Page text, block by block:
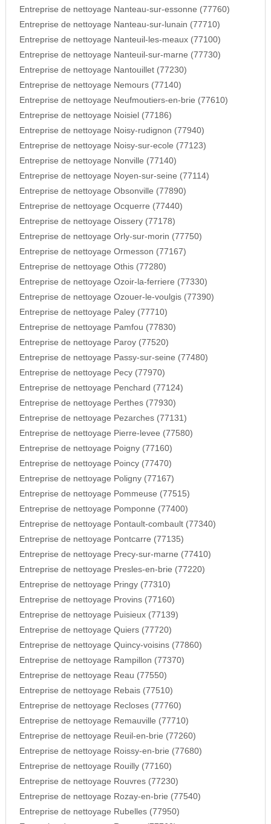
Entreprise de nettoyage Nanteau-sur-essonne (77760)
Entreprise de nettoyage Nanteau-sur-lunain (77710)
Entreprise de nettoyage Nanteuil-les-meaux (77100)
Entreprise de nettoyage Nanteuil-sur-marne (77730)
Entreprise de nettoyage Nantouillet (77230)
Entreprise de nettoyage Nemours (77140)
Entreprise de nettoyage Neufmoutiers-en-brie (77610)
Entreprise de nettoyage Noisiel (77186)
Entreprise de nettoyage Noisy-rudignon (77940)
Entreprise de nettoyage Noisy-sur-ecole (77123)
Entreprise de nettoyage Nonville (77140)
Entreprise de nettoyage Noyen-sur-seine (77114)
Entreprise de nettoyage Obsonville (77890)
Entreprise de nettoyage Ocquerre (77440)
Entreprise de nettoyage Oissery (77178)
Entreprise de nettoyage Orly-sur-morin (77750)
Entreprise de nettoyage Ormesson (77167)
Entreprise de nettoyage Othis (77280)
Entreprise de nettoyage Ozoir-la-ferriere (77330)
Entreprise de nettoyage Ozouer-le-voulgis (77390)
Entreprise de nettoyage Paley (77710)
Entreprise de nettoyage Pamfou (77830)
Entreprise de nettoyage Paroy (77520)
Entreprise de nettoyage Passy-sur-seine (77480)
Entreprise de nettoyage Pecy (77970)
Entreprise de nettoyage Penchard (77124)
Entreprise de nettoyage Perthes (77930)
Entreprise de nettoyage Pezarches (77131)
Entreprise de nettoyage Pierre-levee (77580)
Entreprise de nettoyage Poigny (77160)
Entreprise de nettoyage Poincy (77470)
Entreprise de nettoyage Poligny (77167)
Entreprise de nettoyage Pommeuse (77515)
Entreprise de nettoyage Pomponne (77400)
Entreprise de nettoyage Pontault-combault (77340)
Entreprise de nettoyage Pontcarre (77135)
Entreprise de nettoyage Precy-sur-marne (77410)
Entreprise de nettoyage Presles-en-brie (77220)
Entreprise de nettoyage Pringy (77310)
Entreprise de nettoyage Provins (77160)
Entreprise de nettoyage Puisieux (77139)
Entreprise de nettoyage Quiers (77720)
Entreprise de nettoyage Quincy-voisins (77860)
Entreprise de nettoyage Rampillon (77370)
Entreprise de nettoyage Reau (77550)
Entreprise de nettoyage Rebais (77510)
Entreprise de nettoyage Recloses (77760)
Entreprise de nettoyage Remauville (77710)
Entreprise de nettoyage Reuil-en-brie (77260)
Entreprise de nettoyage Roissy-en-brie (77680)
Entreprise de nettoyage Rouilly (77160)
Entreprise de nettoyage Rouvres (77230)
Entreprise de nettoyage Rozay-en-brie (77540)
Entreprise de nettoyage Rubelles (77950)